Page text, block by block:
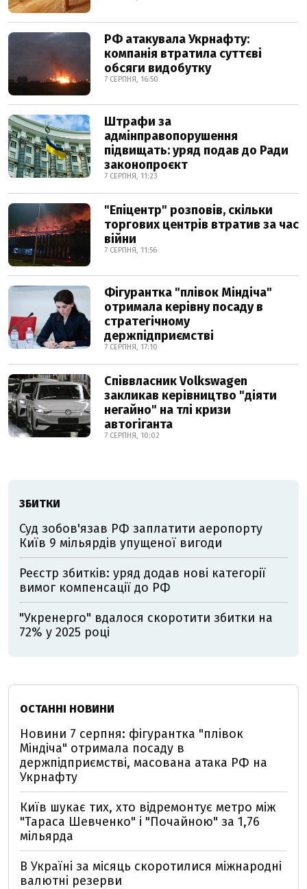
РФ атакувала Укрнафту:
компанія втратила суттєві
обсяги видобутку
7 СЕРПНЯ, 16:50
Штрафи за
адмінправопорушення
підвищать: уряд подав до Ради
законопроєкт
7 СЕРПНЯ, 11:23
"Епіцентр" розповів, скільки
торгових центрів втратив за час
війни
7 СЕРПНЯ, 11:56
Фігурантка "плівок Міндіча"
отримала керівну посаду в
стратегічному
держпідприємстві
7 СЕРПНЯ, 17:10
Співвласник Volkswagen
закликав керівництво "діяти
негайно" на тлі кризи
автогіганта
7 СЕРПНЯ, 10:02
ЗБИТКИ
Суд зобов'язав РФ заплатити аеропорту
Київ 9 мільярдів упущеної вигоди
Реєстр збитків: уряд додав нові категорії
вимог компенсації до РФ
"Укренерго" вдалося скоротити збитки на
72% у 2025 році
ОСТАННІ НОВИНИ
Новини 7 серпня: фігурантка "плівок
Міндіча" отримала посаду в
держпідприємстві, масована атака РФ на
Укрнафту
Київ шукає тих, хто відремонтує метро між
"Тараса Шевченко" і "Почайною" за 1,76
мільярда
В Україні за місяць скоротилися міжнародні
валютні резерви